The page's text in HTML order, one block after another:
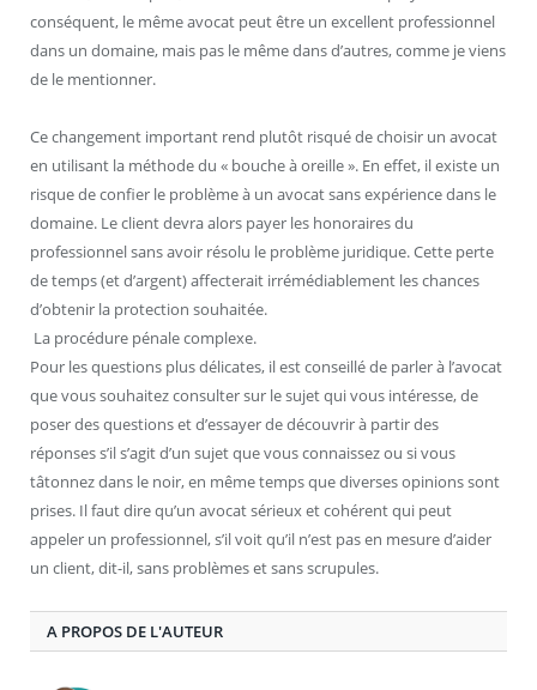
conséquent, le même avocat peut être un excellent professionnel
dans un domaine, mais pas le même dans d’autres, comme je viens
de le mentionner.
Ce changement important rend plutôt risqué de choisir un avocat
en utilisant la méthode du « bouche à oreille ». En effet, il existe un
risque de confier le problème à un avocat sans expérience dans le
domaine. Le client devra alors payer les honoraires du
professionnel sans avoir résolu le problème juridique. Cette perte
de temps (et d’argent) affecterait irrémédiablement les chances
d’obtenir la protection souhaitée.
La procédure pénale complexe.
Pour les questions plus délicates, il est conseillé de parler à l’avocat
que vous souhaitez consulter sur le sujet qui vous intéresse, de
poser des questions et d’essayer de découvrir à partir des
réponses s’il s’agit d’un sujet que vous connaissez ou si vous
tâtonnez dans le noir, en même temps que diverses opinions sont
prises. Il faut dire qu’un avocat sérieux et cohérent qui peut
appeler un professionnel, s’il voit qu’il n’est pas en mesure d’aider
un client, dit-il, sans problèmes et sans scrupules.
A PROPOS DE L'AUTEUR